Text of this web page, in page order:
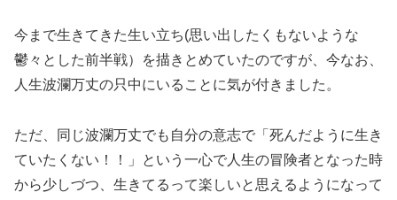
今まで生きてきた生い立ち(思い出したくもないような
鬱々とした前半戦）を描きとめていたのですが、今なお、
人生波瀾万丈の只中にいることに気が付きました。
ただ、同じ波瀾万丈でも自分の意志で「死んだように生き
ていたくない！！」という一心で人生の冒険者となった時
から少しづつ、生きてるって楽しいと思えるようになって